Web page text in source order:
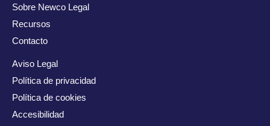
Sobre Newco Legal
Recursos
Contacto
Aviso Legal
Política de privacidad
Política de cookies
Accesibilidad